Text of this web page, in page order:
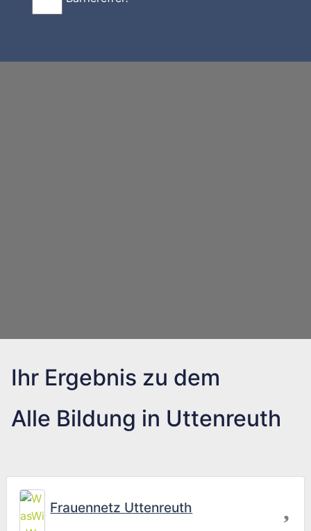
Ihr Ergebnis zu dem
Alle Bildung in Uttenreuth
Frauennetz Uttenreuth